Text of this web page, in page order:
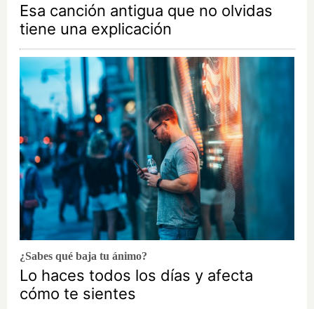
Esa canción antigua que no olvidas
tiene una explicación
¿Sabes qué baja tu ánimo?
Lo haces todos los días y afecta
cómo te sientes